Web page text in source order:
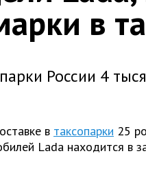
в
России 4
в таксопарки 25
Lada находится в